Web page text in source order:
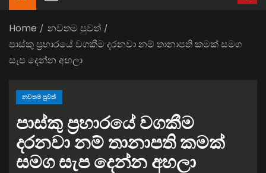
Home
නවතම පුවත්
පාස්කු ප්‍රහාරයේ වගකීම දරනවා නම් තානාපති කමක් සමග
සැප දෙන්න අහලා
නවතම පුවත්
පාස්කු ප්‍රහාරයේ වගකීම
දරනවා නම් තානාපති කමක්
සමග සැප දෙන්න අහලා